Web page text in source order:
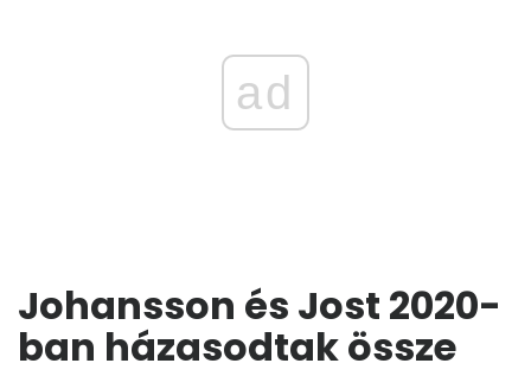
ad
Johansson és Jost 2020-
ban házasodtak össze